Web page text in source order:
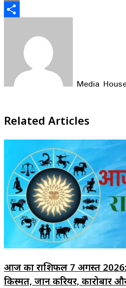
Email
Media
Related Articles
आज का राशिफल 7 अगस्त 2026:
किस्मत, जानें करियर, कारोबार